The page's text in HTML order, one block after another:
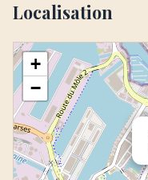
Localisation
+
−